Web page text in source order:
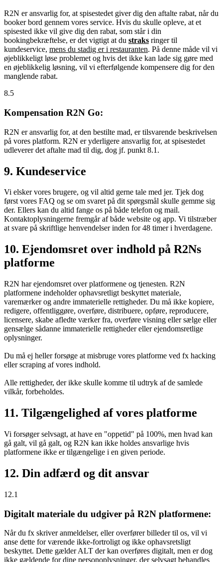
R2N er ansvarlig for, at spisestedet giver dig den aftalte rabat, når du
booker bord gennem vores service. Hvis du skulle opleve, at et
spisested ikke vil give dig den rabat, som står i din
bookingbekræftelse, er det vigtigt at du straks ringer til
kundeservice, mens du stadig er i restauranten. På denne måde vil vi
øjeblikkeligt løse problemet og hvis det ikke kan lade sig gøre med
en øjeblikkelig løsning, vil vi efterfølgende kompensere dig for den
manglende rabat.
8.5
Kompensation R2N Go:
R2N er ansvarlig for, at den bestilte mad, er tilsvarende beskrivelsen
på vores platform. R2N er yderligere ansvarlig for, at spisestedet
udleverer det aftalte mad til dig, dog jf. punkt 8.1.
9. Kundeservice
Vi elsker vores brugere, og vil altid gerne tale med jer. Tjek dog
først vores FAQ og se om svaret på dit spørgsmål skulle gemme sig
der. Ellers kan du altid fange os på både telefon og mail.
Kontaktoplysningerne fremgår af både website og app. Vi tilstræber
at svare på skriftlige henvendelser inden for 48 timer i hverdagene.
10. Ejendomsret over indhold på R2Ns
platforme
R2N har ejendomsret over platformene og tjenesten. R2N
platformene indeholder ophavsretligt beskyttet materiale,
varemærker og andre immaterielle rettigheder. Du må ikke kopiere,
redigere, offentliggøre, overføre, distribuere, opføre, reproducere,
licensere, skabe afledte værker fra, overføre visning eller sælge eller
gensælge sådanne immaterielle rettigheder eller ejendomsretlige
oplysninger.
Du må ej heller forsøge at misbruge vores platforme ved fx hacking
eller scraping af vores indhold.
Alle rettigheder, der ikke skulle komme til udtryk af de samlede
vilkår, forbeholdes.
11. Tilgængelighed af vores platforme
Vi forsøger selvsagt, at have en "oppetid" på 100%, men hvad kan
gå galt, vil gå galt, og R2N kan ikke holdes ansvarlige hvis
platformene ikke er tilgængelige i en given periode.
12. Din adfærd og dit ansvar
12.1
Digitalt materiale du udgiver på R2N platformene:
Når du fx skriver anmeldelser, eller overfører billeder til os, vil vi
anse dette for værende ikke-fortroligt og ikke ophavsretsligt
beskyttet. Dette gælder ALT der kan overføres digitalt, men er dog
ikke gældende for dine personoplysninger, der selvsagt behandles